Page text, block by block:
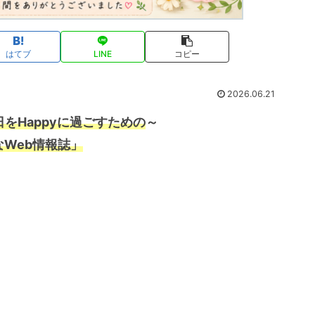
はてブ LINE コピー
2026.06.21
をHappyに過ごすための～
Web情報誌」